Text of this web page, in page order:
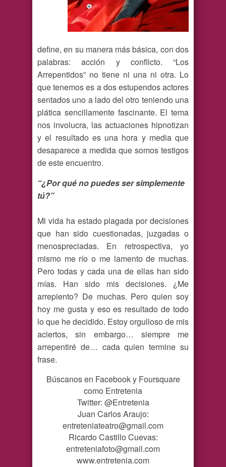
define, en su manera más básica, con dos
palabras: acción y conflicto. “Los
Arrepentidos” no tiene ni una ni otra. Lo
que tenemos es a dos estupendos actores
sentados uno a lado del otro teniendo una
plática sencillamente fascinante. El tema
nos involucra, las actuaciones hipnotizan
y el resultado es una hora y media que
desaparece a medida que somos testigos
de este encuentro.
“¿Por qué no puedes ser simplemente
tú?”
Mi vida ha estado plagada por decisiones
que han sido cuestionadas, juzgadas o
menospreciadas. En retrospectiva, yo
mismo me río o me lamento de muchas.
Pero todas y cada una de ellas han sido
mías. Han sido mis decisiones. ¿Me
arrepiento? De muchas. Pero quien soy
hoy me gusta y eso es resultado de todo
lo que he decidido. Estoy orgulloso de mis
aciertos, sin embargo… siempre me
arrepentiré de… cada quien termine su
frase.
Búscanos en Facebook y Foursquare
como Entretenia
Twitter: @Entretenia
Juan Carlos Araujo:
entreteniateatro@gmail.com
Ricardo Castillo Cuevas:
entreteniafoto@gmail.com
www.entretenia.com